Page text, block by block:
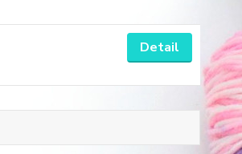
Detail